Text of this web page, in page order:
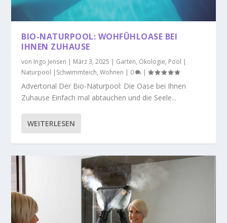
BIO-NATURPOOL: WOHFÜHLOASE BEI
IHNEN ZUHAUSE
von Ingo Jensen | März 3, 2025 | Garten, Ökologie, Pool |
Naturpool |Schwimmteich,Wohnen | 0 |
Advertorial Der Bio-Naturpool: Die Oase bei Ihnen
Zuhause Einfach mal abtauchen und die Seele...
WEITERLESEN